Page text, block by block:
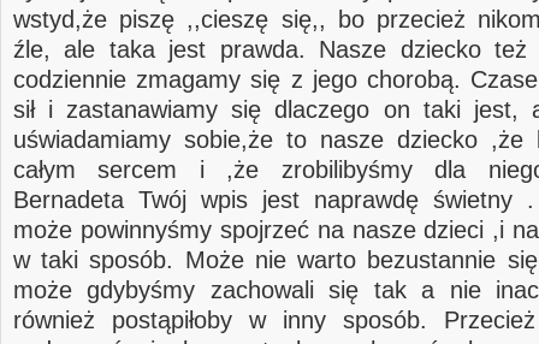
wstyd,że piszę ,,cieszę się,, bo przecież
źle, ale taka jest prawda. Nasze dziecko
codziennie zmagamy się z jego chorobą.
sił i zastanawiamy się dlaczego on taki jest,
uświadamiamy sobie,że to nasze dziecko ,że
całym sercem i ,że zrobilibyśmy dla
Bernadeta Twój wpis jest naprawdę świetny
może powinnyśmy spojrzeć na nasze dzieci ,i
w taki sposób. Może nie warto bezustannie
może gdybyśmy zachowali się tak a nie
również postąpiłoby w inny sposób.